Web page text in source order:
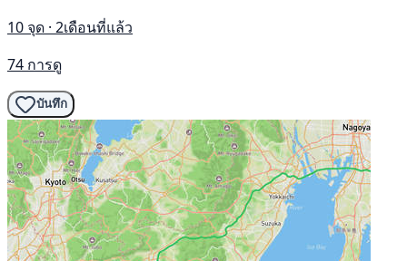
10 จุด · 2เดือนที่แล้ว
74 การดู
บันทึก